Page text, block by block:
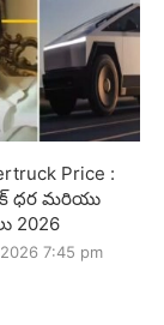
Price :
ధర మరియు
2026
7:45 pm